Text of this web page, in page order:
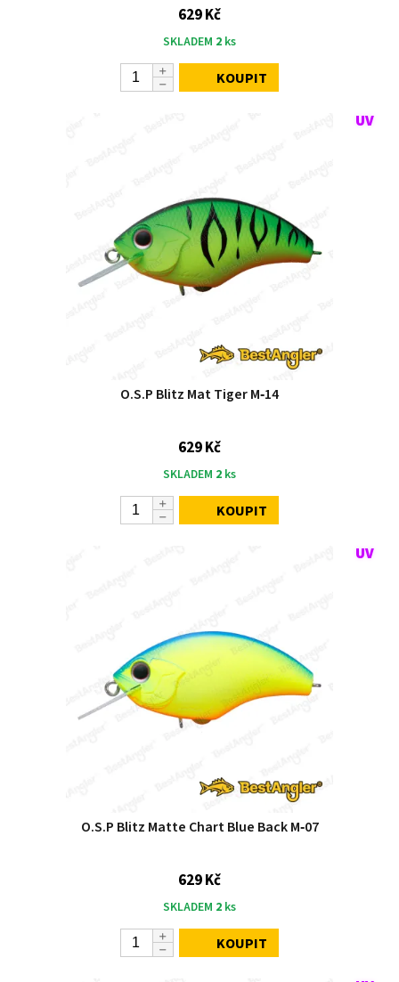
629 Kč
SKLADEM 2 ks
KOUPIT
O.S.P Blitz Mat Tiger M‑14
629 Kč
SKLADEM 2 ks
KOUPIT
O.S.P Blitz Matte Chart Blue Back M‑07
629 Kč
SKLADEM 2 ks
KOUPIT